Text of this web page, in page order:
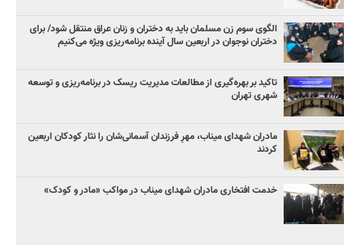
الگوی سوم زن مسلمان باید به دختران و زنان عراق منتقل شود/ برای
دختران نوجوان در اربعین سال آینده برنامه‌ریزی ویژه می‌کنیم
تاکید بر بهره‌گیری از مطالعات مدیریت ریسک در برنامه‌ریزی و توسعه
شهری تهران
مادران شهدای میناب، مهرِ فرزندان آسمانی‌شان را نثار کودکان اربعین
کردند
خدمت افتخاری مادران شهدای میناب در مواکب «مادر و کودک»